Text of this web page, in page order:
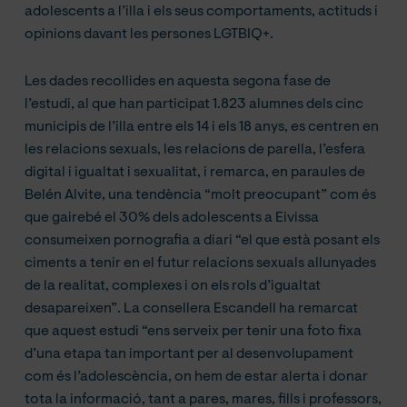
adolescents a l’illa i els seus comportaments, actituds i
opinions davant les persones LGTBIQ+.
Les dades recollides en aquesta segona fase de
l’estudi, al que han participat 1.823 alumnes dels cinc
municipis de l’illa entre els 14 i els 18 anys, es centren en
les relacions sexuals, les relacions de parella, l’esfera
digital i igualtat i sexualitat, i remarca, en paraules de
Belén Alvite, una tendència “molt preocupant” com és
que gairebé el 30% dels adolescents a Eivissa
consumeixen pornografia a diari “el que està posant els
ciments a tenir en el futur relacions sexuals allunyades
de la realitat, complexes i on els rols d’igualtat
desapareixen”. La consellera Escandell ha remarcat
que aquest estudi “ens serveix per tenir una foto fixa
d’una etapa tan important per al desenvolupament
com és l’adolescència, on hem de estar alerta i donar
tota la informació, tant a pares, mares, fills i professors,